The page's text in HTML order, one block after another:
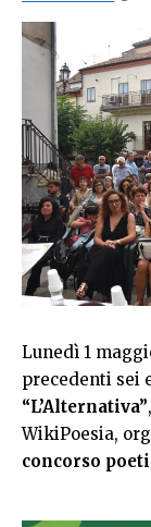
Lunedì 1
precedenti sei
“L’Alternativa”
WikiPoesia,
concorso